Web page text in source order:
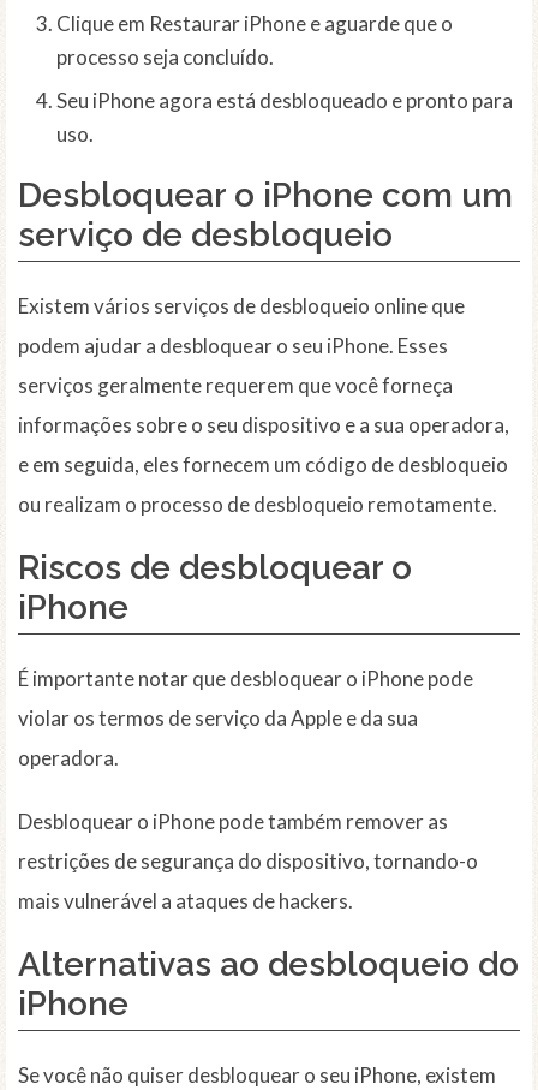
Clique em Restaurar iPhone e aguarde que o
processo seja concluído.
Seu iPhone agora está desbloqueado e pronto para
uso.
Desbloquear o iPhone com um
serviço de desbloqueio
Existem vários serviços de desbloqueio online que
podem ajudar a desbloquear o seu iPhone. Esses
serviços geralmente requerem que você forneça
informações sobre o seu dispositivo e a sua operadora,
e em seguida, eles fornecem um código de desbloqueio
ou realizam o processo de desbloqueio remotamente.
Riscos de desbloquear o
iPhone
É importante notar que desbloquear o iPhone pode
violar os termos de serviço da Apple e da sua
operadora.
Desbloquear o iPhone pode também remover as
restrições de segurança do dispositivo, tornando-o
mais vulnerável a ataques de hackers.
Alternativas ao desbloqueio do
iPhone
Se você não quiser desbloquear o seu iPhone, existem